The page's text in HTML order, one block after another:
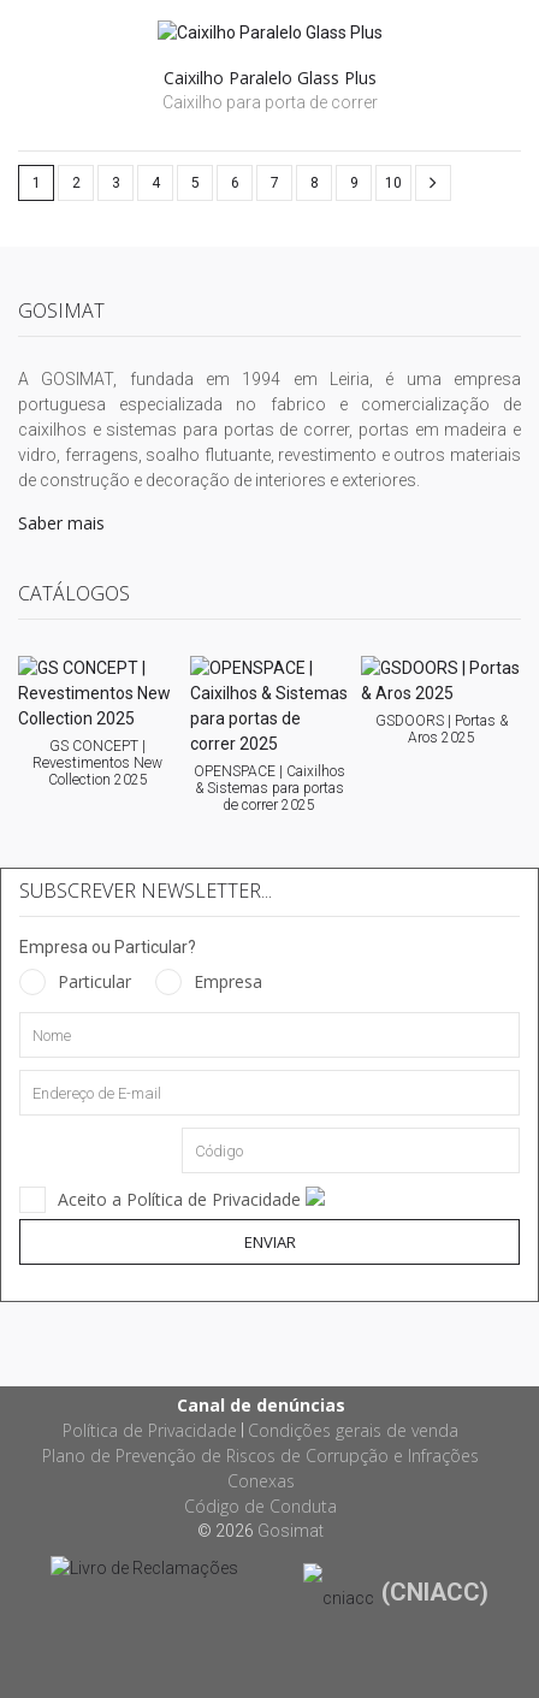
Caixilho Paralelo Glass Plus
Caixilho para porta de correr
1 2 3 4 5 6 7 8 9 10
GOSIMAT
A GOSIMAT, fundada em 1994 em Leiria, é uma empresa
portuguesa especializada no fabrico e comercialização de
caixilhos e sistemas para portas de correr, portas em madeira e
vidro, ferragens, soalho flutuante, revestimento e outros materiais
de construção e decoração de interiores e exteriores.
Saber mais
CATÁLOGOS
GS CONCEPT |
Revestimentos New
Collection 2025
OPENSPACE | Caixilhos
& Sistemas para portas
de correr 2025
GSDOORS | Portas &
Aros 2025
SUBSCREVER NEWSLETTER...
Empresa ou Particular?
Particular Empresa
Aceito a Política de Privacidade
ENVIAR
Canal de denúncias
Política de Privacidade Condições gerais de venda
Plano de Prevenção de Riscos de Corrupção e Infrações
Conexas
Código de Conduta
© 2026 Gosimat
(CNIACC)